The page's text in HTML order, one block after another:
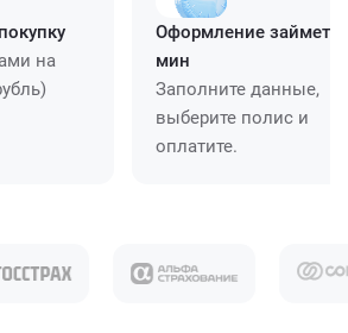
на
Оформление займет
мин
Заполните данные,
выберите полис и
оплатите.